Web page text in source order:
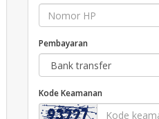
Pembayaran
Kode Keamanan